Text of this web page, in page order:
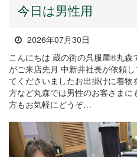
今日は男性用
2026年07月30日
こんにちは 蔵の街の呉服屋®丸
がご来店先月 中新井社長が依頼
てくださいましたお出掛けに着
方など丸森では男性のお客さま
方もお気軽にどうぞ…